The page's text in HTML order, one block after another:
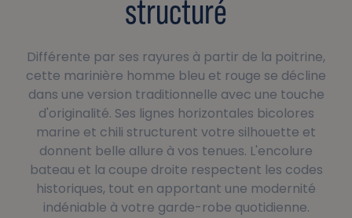
structuré
Différente par ses rayures à partir de la poitrine,
cette marinière homme bleu et rouge se décline
dans une version traditionnelle avec une touche
d'originalité. Ses lignes horizontales bicolores
marine et chili structurent votre silhouette et
donnent belle allure à vos tenues. L'encolure
bateau et la coupe droite respectent les codes
historiques, tout en apportant une modernité
indéniable à votre garde-robe quotidienne.